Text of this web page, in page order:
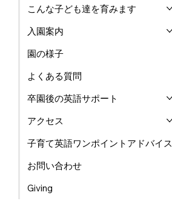
こんな子ども達を育みます
入園案内
園の様子
よくある質問
卒園後の英語サポート
アクセス
子育て英語ワンポイントアドバイス
お問い合わせ
Giving